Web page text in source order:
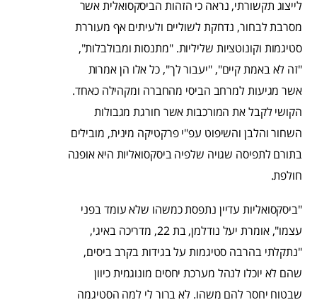
לייצוג תקשורתי, נראה כי הזהות הביסקסואלית אשר
מסרבת לבחור, נדחקת לשוליים ולעיתים אף מעוררת
סטיגמות וקונוטציות שליליות. "מתנסות ומבולבלות",
"זה לא באמת קיים", "יעבור לך", כל אלו הן אמרות
אשר מגיעות למרחב הביסי מהחברה ומקהילה כאחד.
הקושי לקבל את המורכבות אשר חורגת מגבולות
השחור והלבן והשיפוט עפ"י פרקטיקה מינית, מובילים
בתורם לתפיסה שגויה שלפיה ביסקסואליות היא אופנה
חולפת.
"ביסקסואליות עדיין נתפסת כמשהו שלא עומד בפני
עצמו", אומרת יעל נודלמן, בת 22, מדריכה באיגי,
"נתקלתי בהרבה סטיגמות על בגידות בקרב ביסים,
שהם לא יוכלו לנהל מערכת יחסים מונוגמית כיוון
שבטוח יחסר להם משהו. לא ברור לי למה הסטיגמה